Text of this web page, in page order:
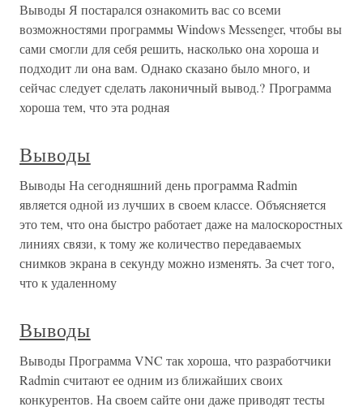
Выводы Я постарался ознакомить вас со всеми
возможностями программы Windows Messenger, чтобы вы
сами смогли для себя решить, насколько она хороша и
подходит ли она вам. Однако сказано было много, и
сейчас следует сделать лаконичный вывод.? Программа
хороша тем, что эта родная
Выводы
Выводы На сегодняшний день программа Radmin
является одной из лучших в своем классе. Объясняется
это тем, что она быстро работает даже на малоскоростных
линиях связи, к тому же количество передаваемых
снимков экрана в секунду можно изменять. За счет того,
что к удаленному
Выводы
Выводы Программа VNC так хороша, что разработчики
Radmin считают ее одним из ближайших своих
конкурентов. На своем сайте они даже приводят тесты